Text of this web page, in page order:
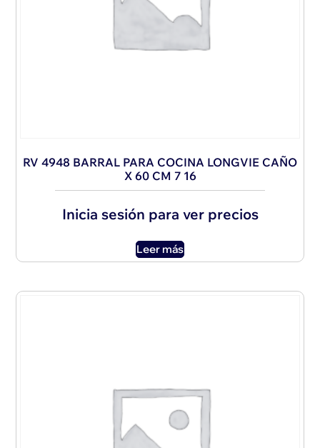
RV 4948 BARRAL PARA COCINA LONGVIE CAÑO
X 60 CM 7 16
Inicia sesión para ver precios
Leer más